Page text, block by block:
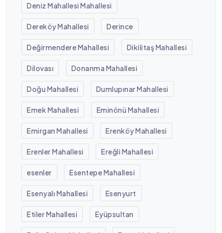
Deniz Mahallesi Mahallesi
Dereköy Mahallesi Derince
Değirmendere Mahallesi Dikilitaş Mahallesi
Dilovası Donanma Mahallesi
Doğu Mahallesi Dumlupınar Mahallesi
Emek Mahallesi Eminönü Mahallesi
Emirgan Mahallesi Erenköy Mahallesi
Erenler Mahallesi Ereğli Mahallesi
esenler Esentepe Mahallesi
Esenyalı Mahallesi Esenyurt
Etiler Mahallesi Eyüpsultan